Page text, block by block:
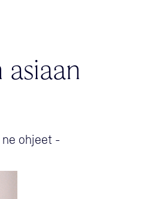
ohjeet -